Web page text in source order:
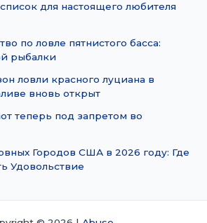
для настоящего любителя
по ловле пятнистого басса:
рыбалки
ловли красного луциана в
вновь открыт
теперь под запретом во
Городов США в 2026 году: Где
Удовольствие